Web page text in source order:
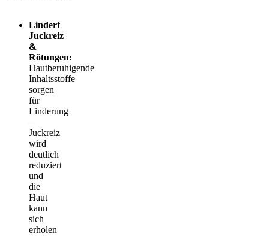
Lindert
Juckreiz
&
Rötungen:
Hautberuhigende
Inhaltsstoffe
sorgen
für
Linderung
–
Juckreiz
wird
deutlich
reduziert
und
die
Haut
kann
sich
erholen